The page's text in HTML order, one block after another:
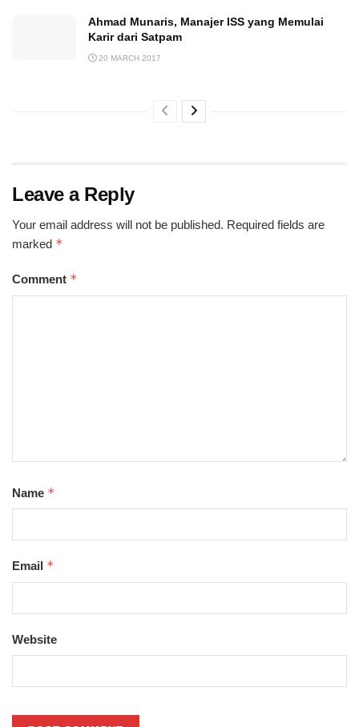
Ahmad Munaris, Manajer ISS yang Memulai
Karir dari Satpam
20 MARCH 2017
Leave a Reply
Your email address will not be published. Required fields are
marked *
Comment *
Name *
Email *
Website